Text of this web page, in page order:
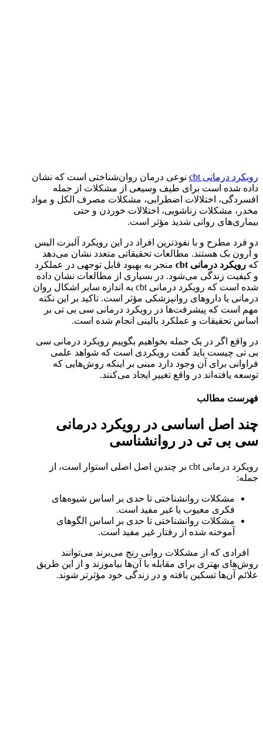
رویکرد درمانی cbt
نوعی درمان روان‌شناختی است که نشان
داده شده است برای طیف وسیعی از مشکلات از جمله
افسردگی، اختلالات اضطرابی، مشکلات مصرف الکل و مواد
مخدر، مشکلات زناشویی، اختلالات خوردن و حتی
بیماری‌های روانی شدید مؤثر است.
دو فرد مطرح و با نفوذترین افراد در این رویکرد آلبرت الیس
و آرون بک هستند. مطالعات تحقیقاتی متعدد نشان می‌دهد
که رویکرد درمانی cbt
منجر به بهبود قابل توجهی در عملکرد
و کیفیت زندگی می‌شود. در بسیاری از مطالعات نشان داده
شده است که رویکرد درمانی cbt به اندازه سایر اشکال روان
درمانی یا داروهای روانپزشکی مؤثر است. تاکید بر این نکته
مهم است که پیشرفت‌ها در رویکرد درمانی سی بی تی بر
اساس تحقیقات و عملکرد بالینی انجام شده است.
در واقع اگر در یک جمله بخواهیم بگوییم رویکرد درمانی سی
بی تی چیست باید گفت رویکردی است که شواهد علمی
فراوانی برای آن وجود دارد مبنی بر اینکه روش‌هایی که
توسعه یافته‌اند در واقع تغییر ایجاد می‌کنند.
فهرست مطالب
چند اصل اساسی در رویکرد درمانی
سی بی تی در روانشناسی
رویکرد درمانی cbt بر چندین اصل اصلی استوار است، از
جمله:
مشکلات روانشناختی تا حدی بر اساس شیوه‌های
فکری معیوب یا غیر مفید است.
مشکلات روانشناختی تا حدی بر اساس الگوهای
آموخته شده از رفتار غیر مفید است.
افرادی که از مشکلات روانی رنج می‌برند می‌توانند
روش‌های بهتری برای مقابله با آن‌ها بیاموزند و از این طریق
علائم آن‌ها تسکین یافته و در زندگی خود مؤثرتر شوند.